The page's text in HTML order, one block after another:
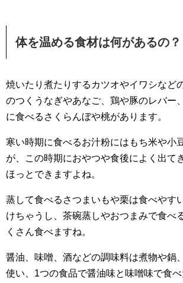
体を温める食材は何があるの？
焼いたり煮たりするカツオやイワシなど
のつくうなぎやあなご、鶏や豚のレバー
に食べるさくらんぼや桃があります。
寒い時期に食べるお汁粉にはもち米や小
が、この時期におやつや食後によく出て
ほっとできますよね。
蒸して食べるさつまいもや栗は食べやす
けちゃうし、茶碗蒸しやおつまみで食べ
くさん食べますね。
醤油、味噌、酒などの調味料は煮物や鍋
使い、1つの食品で醤油味と味噌味で食